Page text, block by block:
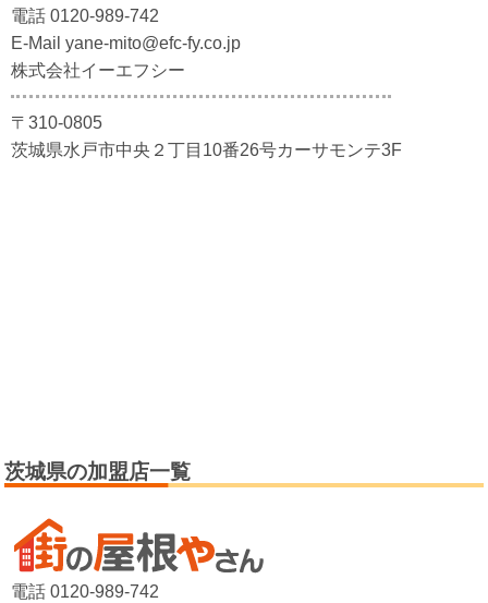
電話 0120-989-742
E-Mail yane-mito@efc-fy.co.jp
株式会社イーエフシー
〒310-0805
茨城県水戸市中央２丁目10番26号カーサモンテ3F
茨城県の加盟店一覧
電話 0120-989-742